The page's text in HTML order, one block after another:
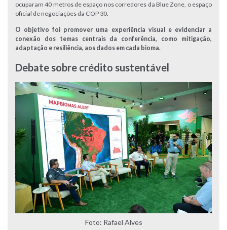
ocuparam 40 metros de espaço nos corredores da Blue Zone, o espaço
oficial de negociações da COP 30.
O objetivo foi promover uma experiência visual e evidenciar a
conexão dos temas centrais da conferência, como mitigação,
adaptação e resiliência, aos dados em cada bioma.
Debate sobre crédito sustentável
Foto: Rafael Alves